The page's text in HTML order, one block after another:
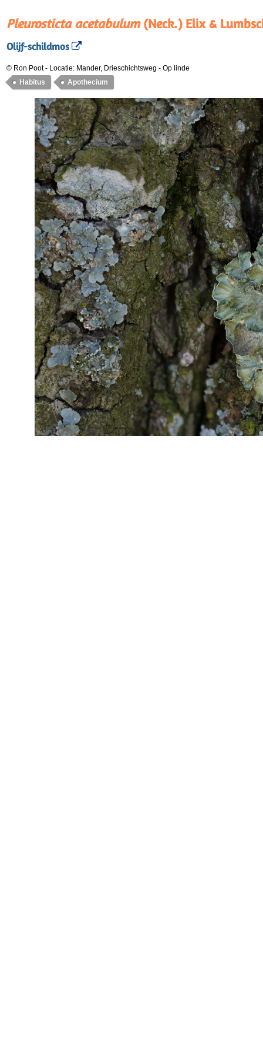
Pleurosticta acetabulum(Neck.) Elix &
Olijf-schildmos
© Ron Poot- Locatie: Mander, Drieschichtsweg - Op linde
Habitus
Apothecium